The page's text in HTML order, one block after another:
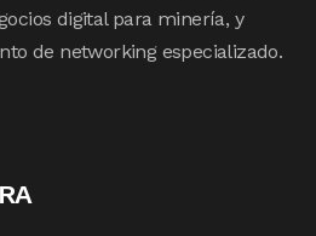
digital para minería, y
de networking especializado.